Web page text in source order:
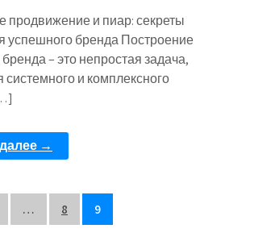
продвижение и пиар: секреты
успешного бренда Построение
– это непростая задача,
и комплексного
→
… 8 9